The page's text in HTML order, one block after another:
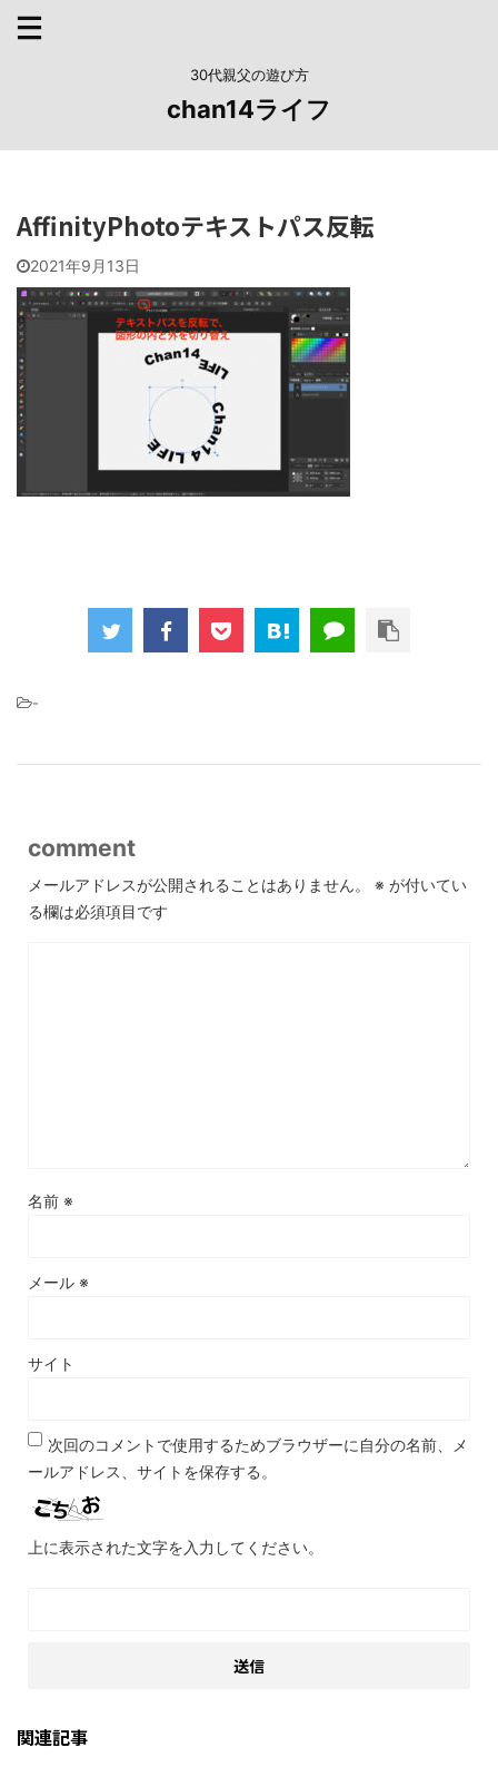
30代親父の遊び方
chan14ライフ
AffinityPhotoテキストパス反転
2021年9月13日
-
comment
メールアドレスが公開されることはありません。 ※ が付いてい
る欄は必須項目です
名前 ※
メール ※
サイト
次回のコメントで使用するためブラウザーに自分の名前、メ
ールアドレス、サイトを保存する。
上に表示された文字を入力してください。
関連記事